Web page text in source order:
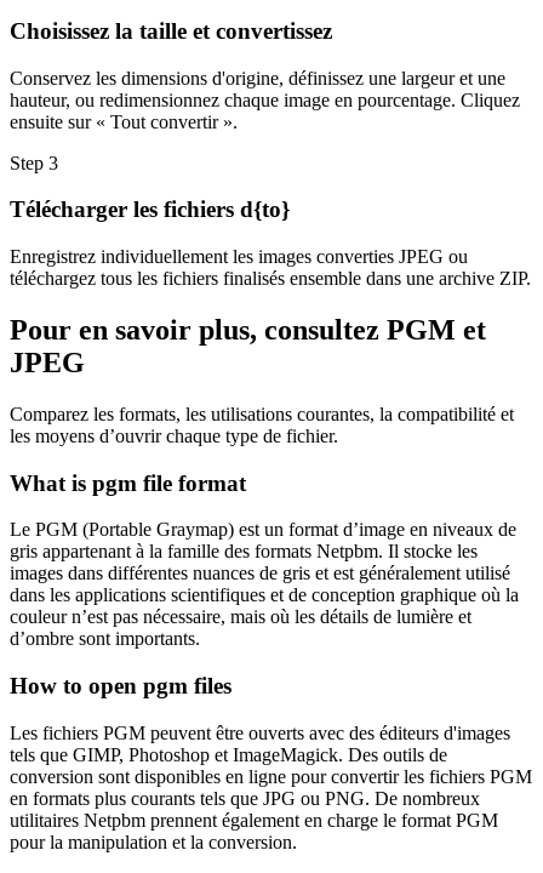
Choisissez la taille et convertissez
Conservez les dimensions d'origine, définissez une largeur et une
hauteur, ou redimensionnez chaque image en pourcentage. Cliquez
ensuite sur « Tout convertir ».
Step 3
Télécharger les fichiers d{to}
Enregistrez individuellement les images converties JPEG ou
téléchargez tous les fichiers finalisés ensemble dans une archive ZIP.
Pour en savoir plus, consultez PGM et
JPEG
Comparez les formats, les utilisations courantes, la compatibilité et
les moyens d’ouvrir chaque type de fichier.
What is pgm file format
Le PGM (Portable Graymap) est un format d’image en niveaux de
gris appartenant à la famille des formats Netpbm. Il stocke les
images dans différentes nuances de gris et est généralement utilisé
dans les applications scientifiques et de conception graphique où la
couleur n’est pas nécessaire, mais où les détails de lumière et
d’ombre sont importants.
How to open pgm files
Les fichiers PGM peuvent être ouverts avec des éditeurs d'images
tels que GIMP, Photoshop et ImageMagick. Des outils de
conversion sont disponibles en ligne pour convertir les fichiers PGM
en formats plus courants tels que JPG ou PNG. De nombreux
utilitaires Netpbm prennent également en charge le format PGM
pour la manipulation et la conversion.